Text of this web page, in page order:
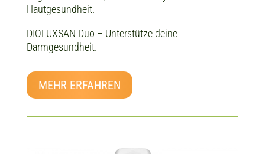
Hautgesundheit.
DIOLUXSAN Duo – Unterstütze deine
Darmgesundheit.
MEHR ERFAHREN